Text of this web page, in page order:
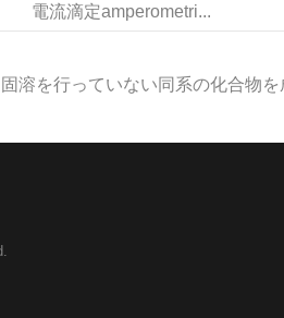
電流滴定amperometri...
溶を行っていない同系の化合物